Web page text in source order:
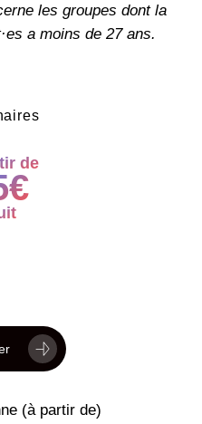
les groupes dont la
a moins de 27 ans.
de
(à partir de)